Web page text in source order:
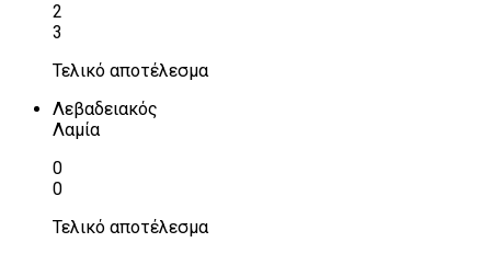
2
3
Τελικό αποτέλεσμα
Λεβαδειακός
Λαμία
0
0
Τελικό αποτέλεσμα